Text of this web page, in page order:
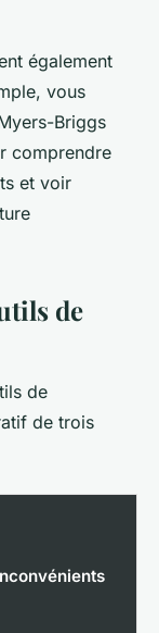
également
vous
Briggs
comprendre
et voir
de
de
de trois